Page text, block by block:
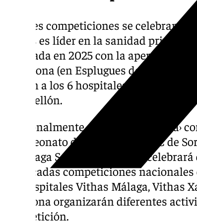
Las tres competiciones se celebran
Vithas es líder en la sanidad privada,
reforzada en 2025 con la apertura de
Barcelona (en Esplugues de
suman a los 6 hospitales que la
y Castellón.
Adicionalmente, el ‹Vithas Urbania›
Campeonato del Mundo de ORC de
el Málaga Saling Cup, que se
destacadas competiciones
los hospitales Vithas Málaga, Vithas
Estepona organizarán diferentes
competición.